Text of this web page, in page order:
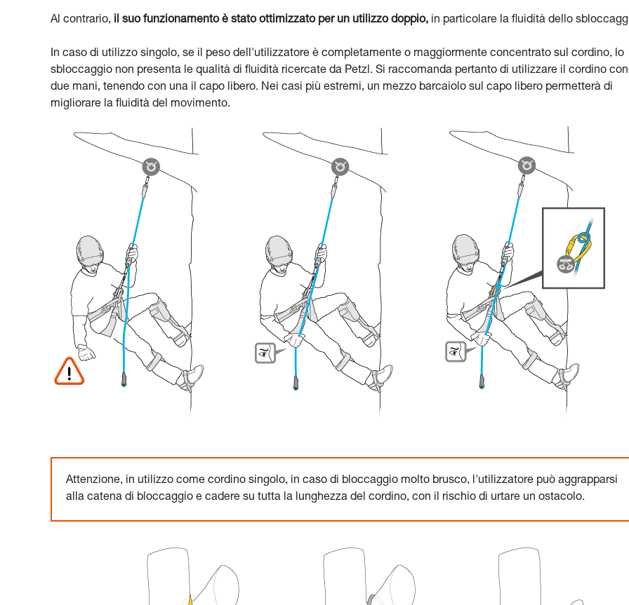
Al contrario, il suo funzionamento è stato ottimizzato per un utilizzo doppio, in particolare la fluidità dello
In caso di utilizzo singolo, se il peso dell'utilizzatore è completamente o maggiormente concentrato sul cordino, lo
sbloccaggio non presenta le qualità di fluidità ricercate da Petzl. Si raccomanda pertanto di utilizzare il cordino con
due mani, tenendo con una il capo libero. Nei casi più estremi, un mezzo barcaiolo sul capo libero permetterà di
migliorare la fluidità del movimento.
Attenzione, in utilizzo come cordino singolo, in caso di bloccaggio molto brusco, l'utilizzatore può aggrapparsi
alla catena di bloccaggio e cadere su tutta la lunghezza del cordino, con il rischio di urtare un ostacolo.